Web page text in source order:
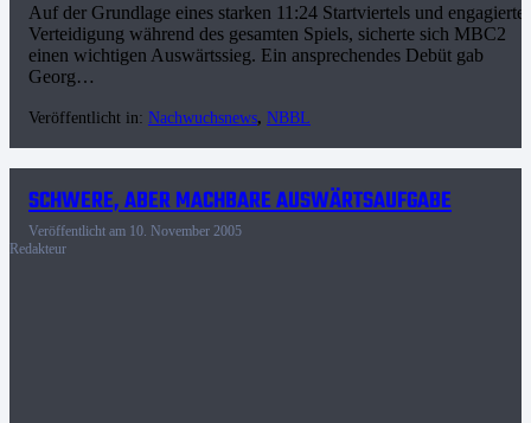
Auf der Grundlage eines starken 11:24 Startviertels und engagierter
Verteidigung während des gesamten Spiels, sicherte sich MBC2
einen wichtigen Auswärtssieg. Ein ansprechendes Debüt gab
Georg…
Veröffentlicht in: Nachwuchsnews, NBBL
SCHWERE, ABER MACHBARE AUSWÄRTSAUFGABE
Veröffentlicht am 10. November 2005
Redakteur